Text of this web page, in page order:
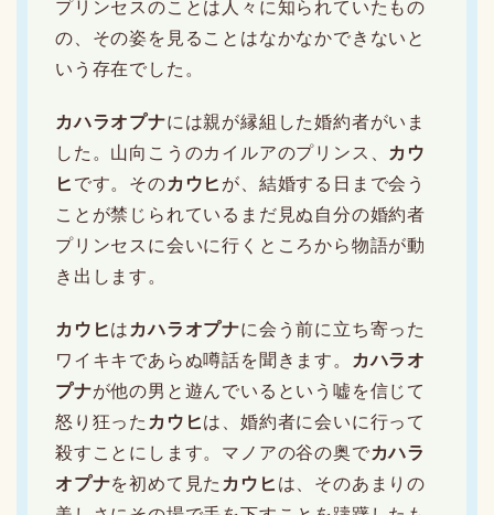
プリンセスのことは人々に知られていたもの
の、その姿を見ることはなかなかできないと
いう存在でした。
カハラオプナには親が縁組した婚約者がいま
した。山向こうのカイルアのプリンス、 カウ
ヒ です。そのカウヒ が、結婚する日まで会う
ことが禁じられているまだ見ぬ自分の婚約者
プリンセスに会いに行くところから物語が動
き出します。
カウヒは カハラオプナに会う前に立ち寄った
ワイキキであらぬ噂話を聞きます。
カハラオ
プナが他の男と遊んでいるという嘘を信じて
怒り狂った カウヒは、婚約者に会いに行って
殺すことにします。マノアの谷の奥でカハラ
オプナを初めて見た カウヒ は、そのあまりの